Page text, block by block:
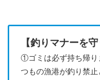
【釣りマナーを
①ゴミは必ず持ち帰り
つもの漁港が釣り禁止